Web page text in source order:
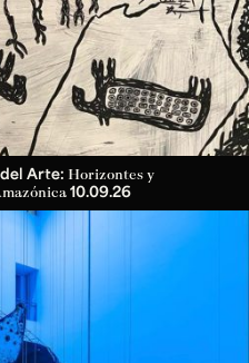
Arte: Horizontes y
10.09.26